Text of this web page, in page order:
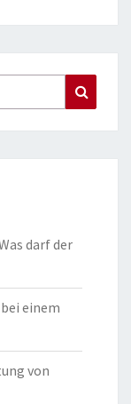
darf der
einem
von